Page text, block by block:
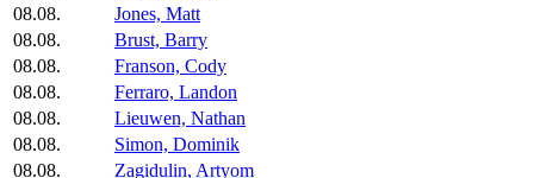
08.08.
Jones, Matt
08.08.
Brust, Barry
08.08.
Franson, Cody
08.08.
Ferraro, Landon
08.08.
Lieuwen, Nathan
08.08.
Simon, Dominik
08.08.
Zagidulin, Artyom